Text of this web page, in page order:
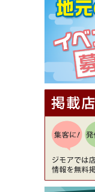
【ジモア
⇒8,800円
（ミック
[有効期限]2026
【ジモア読
理5品+2時
ore（ピア
[有効期限]2026
【ジモア
降（創作イ
[有効期限]2026
【ジモア
00円
ckle（ミ
[有効期限]2026